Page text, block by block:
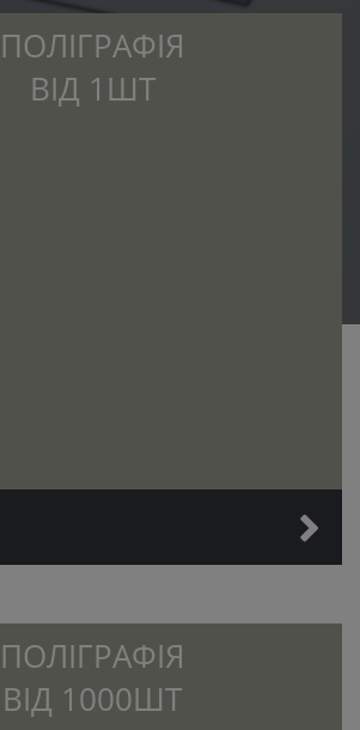
ПОЛІГРАФІЯ
ВІД 1ШТ
ПОЛІГРАФІЯ
ВІД 1000ШТ